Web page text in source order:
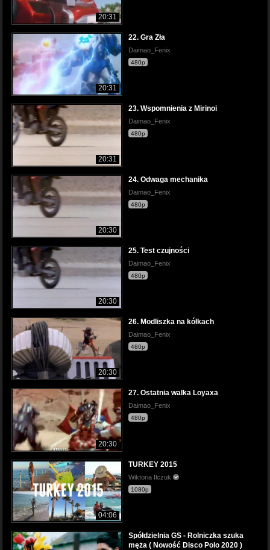
20:31
20:31
22. Gra Zła
Daimao_Fenix
480p
20:31
23. Wspomnienia z Mirinoi
Daimao_Fenix
480p
20:30
24. Odwaga mechanika
Daimao_Fenix
480p
20:30
25. Test czujności
Daimao_Fenix
480p
20:30
26. Modliszka na kółkach
Daimao_Fenix
480p
20:30
27. Ostatnia walka Loyaxa
Daimao_Fenix
480p
04:06
TURKEY 2015
Wiktoria Ilczuk
1080p
Spółdzielnia GS - Rolniczka szuka
męża ( Nowość Disco Polo 2020 )